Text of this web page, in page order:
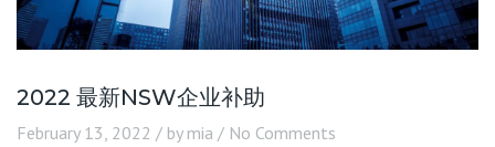
2022 最新NSW企业补助
February 13, 2022 by mia No Comments